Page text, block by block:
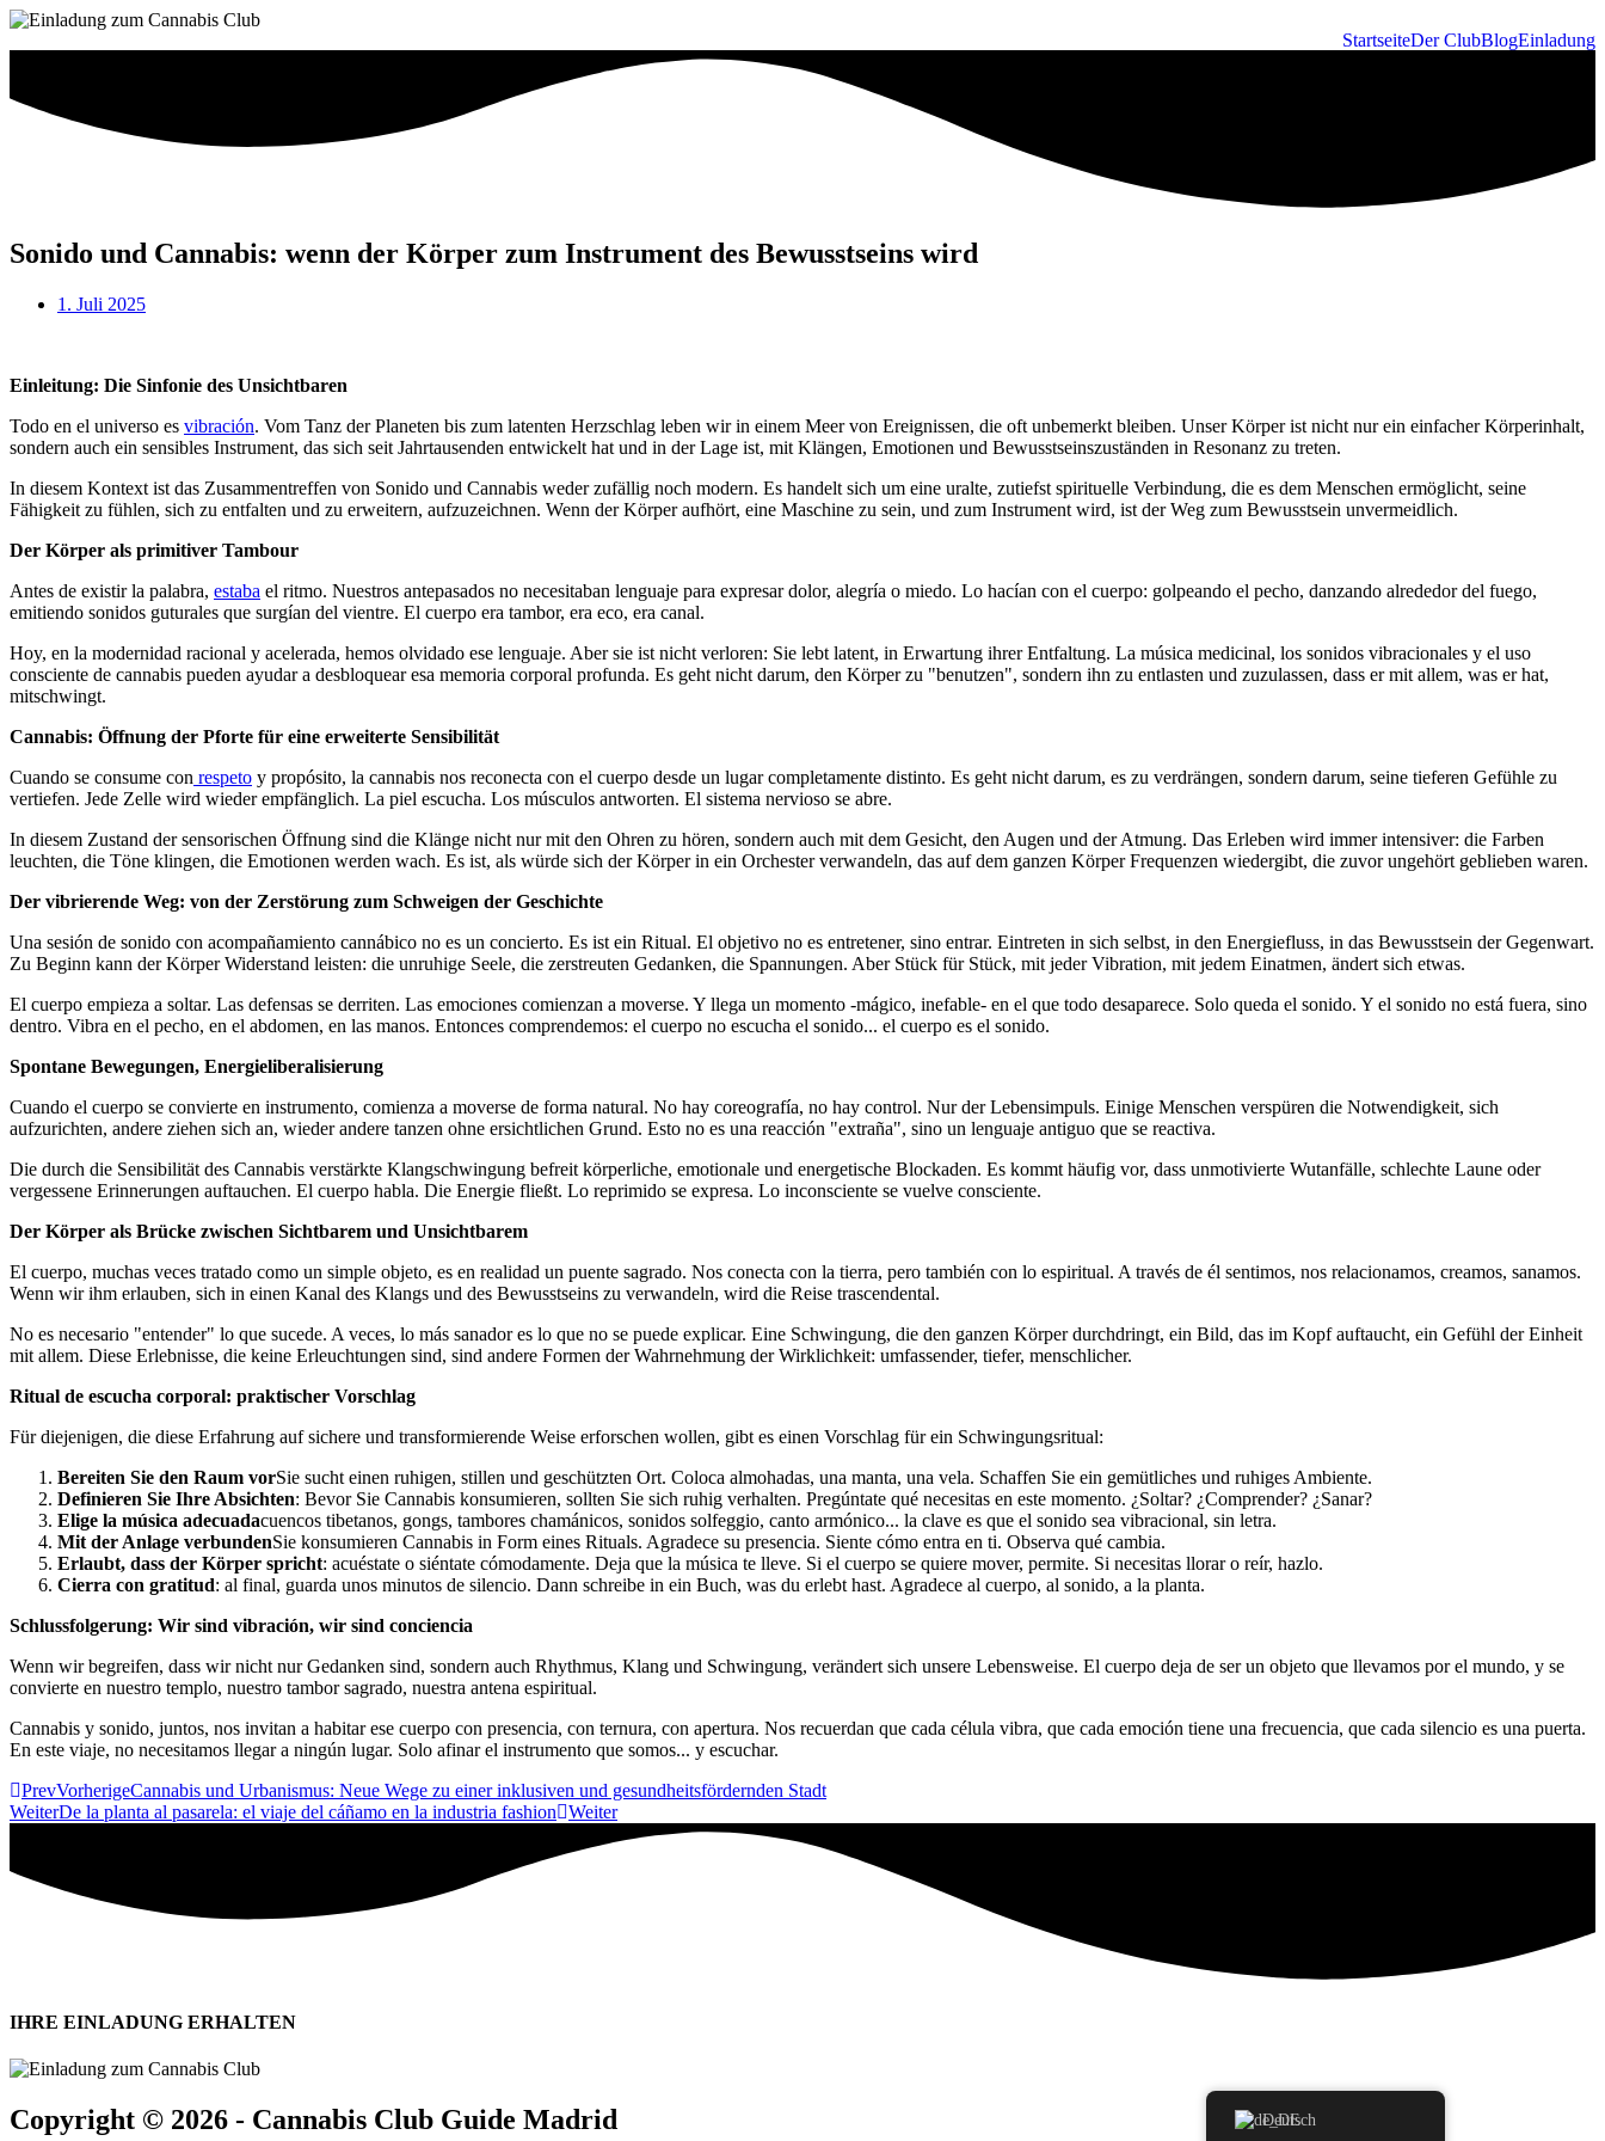
StartseiteDer ClubBlogEinladung
Sonido und Cannabis: wenn der Körper zum Instrument des Bewusstseins wird
1. Juli 2025
Einleitung: Die Sinfonie des Unsichtbaren
Todo en el universo es vibración. Vom Tanz der Planeten bis zum latenten Herzschlag leben wir in einem Meer von Ereignissen, die oft unbemerkt bleiben. Unser Körper ist nicht nur ein einfacher Körperinhalt,
sondern auch ein sensibles Instrument, das sich seit Jahrtausenden entwickelt hat und in der Lage ist, mit Klängen, Emotionen und Bewusstseinszuständen in Resonanz zu treten.
In diesem Kontext ist das Zusammentreffen von Sonido und Cannabis weder zufällig noch modern. Es handelt sich um eine uralte, zutiefst spirituelle Verbindung, die es dem Menschen ermöglicht, seine
Fähigkeit zu fühlen, sich zu entfalten und zu erweitern, aufzuzeichnen. Wenn der Körper aufhört, eine Maschine zu sein, und zum Instrument wird, ist der Weg zum Bewusstsein unvermeidlich.
Der Körper als primitiver Tambour
Antes de existir la palabra, estaba el ritmo. Nuestros antepasados no necesitaban lenguaje para expresar dolor, alegría o miedo. Lo hacían con el cuerpo: golpeando el pecho, danzando alrededor del fuego,
emitiendo sonidos guturales que surgían del vientre. El cuerpo era tambor, era eco, era canal.
Hoy, en la modernidad racional y acelerada, hemos olvidado ese lenguaje. Aber sie ist nicht verloren: Sie lebt latent, in Erwartung ihrer Entfaltung. La música medicinal, los sonidos vibracionales y el uso
consciente de cannabis pueden ayudar a desbloquear esa memoria corporal profunda. Es geht nicht darum, den Körper zu "benutzen", sondern ihn zu entlasten und zuzulassen, dass er mit allem, was er hat,
mitschwingt.
Cannabis: Öffnung der Pforte für eine erweiterte Sensibilität
Cuando se consume con respeto y propósito, la cannabis nos reconecta con el cuerpo desde un lugar completamente distinto. Es geht nicht darum, es zu verdrängen, sondern darum, seine tieferen Gefühle zu
vertiefen. Jede Zelle wird wieder empfänglich. La piel escucha. Los músculos antworten. El sistema nervioso se abre.
In diesem Zustand der sensorischen Öffnung sind die Klänge nicht nur mit den Ohren zu hören, sondern auch mit dem Gesicht, den Augen und der Atmung. Das Erleben wird immer intensiver: die Farben
leuchten, die Töne klingen, die Emotionen werden wach. Es ist, als würde sich der Körper in ein Orchester verwandeln, das auf dem ganzen Körper Frequenzen wiedergibt, die zuvor ungehört geblieben waren.
Der vibrierende Weg: von der Zerstörung zum Schweigen der Geschichte
Una sesión de sonido con acompañamiento cannábico no es un concierto. Es ist ein Ritual. El objetivo no es entretener, sino entrar. Eintreten in sich selbst, in den Energiefluss, in das Bewusstsein der Gegenwart.
Zu Beginn kann der Körper Widerstand leisten: die unruhige Seele, die zerstreuten Gedanken, die Spannungen. Aber Stück für Stück, mit jeder Vibration, mit jedem Einatmen, ändert sich etwas.
El cuerpo empieza a soltar. Las defensas se derriten. Las emociones comienzan a moverse. Y llega un momento -mágico, inefable- en el que todo desaparece. Solo queda el sonido. Y el sonido no está fuera, sino
dentro. Vibra en el pecho, en el abdomen, en las manos. Entonces comprendemos: el cuerpo no escucha el sonido... el cuerpo es el sonido.
Spontane Bewegungen, Energieliberalisierung
Cuando el cuerpo se convierte en instrumento, comienza a moverse de forma natural. No hay coreografía, no hay control. Nur der Lebensimpuls. Einige Menschen verspüren die Notwendigkeit, sich
aufzurichten, andere ziehen sich an, wieder andere tanzen ohne ersichtlichen Grund. Esto no es una reacción "extraña", sino un lenguaje antiguo que se reactiva.
Die durch die Sensibilität des Cannabis verstärkte Klangschwingung befreit körperliche, emotionale und energetische Blockaden. Es kommt häufig vor, dass unmotivierte Wutanfälle, schlechte Laune oder
vergessene Erinnerungen auftauchen. El cuerpo habla. Die Energie fließt. Lo reprimido se expresa. Lo inconsciente se vuelve consciente.
Der Körper als Brücke zwischen Sichtbarem und Unsichtbarem
El cuerpo, muchas veces tratado como un simple objeto, es en realidad un puente sagrado. Nos conecta con la tierra, pero también con lo espiritual. A través de él sentimos, nos relacionamos, creamos, sanamos.
Wenn wir ihm erlauben, sich in einen Kanal des Klangs und des Bewusstseins zu verwandeln, wird die Reise trascendental.
No es necesario "entender" lo que sucede. A veces, lo más sanador es lo que no se puede explicar. Eine Schwingung, die den ganzen Körper durchdringt, ein Bild, das im Kopf auftaucht, ein Gefühl der Einheit
mit allem. Diese Erlebnisse, die keine Erleuchtungen sind, sind andere Formen der Wahrnehmung der Wirklichkeit: umfassender, tiefer, menschlicher.
Ritual de escucha corporal: praktischer Vorschlag
Für diejenigen, die diese Erfahrung auf sichere und transformierende Weise erforschen wollen, gibt es einen Vorschlag für ein Schwingungsritual:
Bereiten Sie den Raum vorSie sucht einen ruhigen, stillen und geschützten Ort. Coloca almohadas, una manta, una vela. Schaffen Sie ein gemütliches und ruhiges Ambiente.
Definieren Sie Ihre Absichten: Bevor Sie Cannabis konsumieren, sollten Sie sich ruhig verhalten. Pregúntate qué necesitas en este momento. ¿Soltar? ¿Comprender? ¿Sanar?
Elige la música adecuadacuencos tibetanos, gongs, tambores chamánicos, sonidos solfeggio, canto armónico... la clave es que el sonido sea vibracional, sin letra.
Mit der Anlage verbundenSie konsumieren Cannabis in Form eines Rituals. Agradece su presencia. Siente cómo entra en ti. Observa qué cambia.
Erlaubt, dass der Körper spricht: acuéstate o siéntate cómodamente. Deja que la música te lleve. Si el cuerpo se quiere mover, permite. Si necesitas llorar o reír, hazlo.
Cierra con gratitud: al final, guarda unos minutos de silencio. Dann schreibe in ein Buch, was du erlebt hast. Agradece al cuerpo, al sonido, a la planta.
Schlussfolgerung: Wir sind vibración, wir sind conciencia
Wenn wir begreifen, dass wir nicht nur Gedanken sind, sondern auch Rhythmus, Klang und Schwingung, verändert sich unsere Lebensweise. El cuerpo deja de ser un objeto que llevamos por el mundo, y se
convierte en nuestro templo, nuestro tambor sagrado, nuestra antena espiritual.
Cannabis y sonido, juntos, nos invitan a habitar ese cuerpo con presencia, con ternura, con apertura. Nos recuerdan que cada célula vibra, que cada emoción tiene una frecuencia, que cada silencio es una puerta.
En este viaje, no necesitamos llegar a ningún lugar. Solo afinar el instrumento que somos... y escuchar.
PrevVorherigeCannabis und Urbanismus: Neue Wege zu einer inklusiven und gesundheitsfördernden Stadt
WeiterDe la planta al pasarela: el viaje del cáñamo en la industria fashion Weiter
IHRE EINLADUNG ERHALTEN
Copyright © 2026 - Cannabis Club Guide Madrid Deutsch